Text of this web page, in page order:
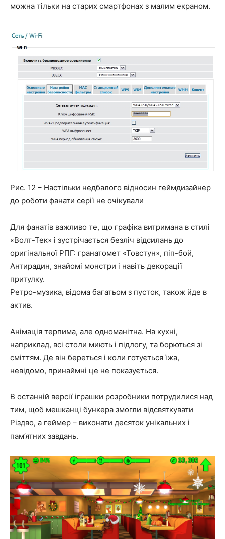
можна тільки на старих смартфонах з малим екраном.
Рис. 12 – Настільки недбалого відносин геймдизайнер
до роботи фанати серії не очікували
Для фанатів важливо те, що графіка витримана в стилі
«Волт-Тек» і зустрічається безліч відсилань до
оригінальної РПГ: гранатомет «Товстун», піп-бой,
Антирадин, знайомі монстри і навіть декорації
притулку.
Ретро-музика, відома багатьом з пусток, також йде в
актив.
Анімація терпима, але одноманітна. На кухні,
наприклад, всі столи миють і підлогу, та борються зі
сміттям. Де він береться і коли готується їжа,
невідомо, принаймні це не показується.
В останній версії іграшки розробники потрудилися над
тим, щоб мешканці бункера змогли відсвяткувати
Різдво, а геймер – виконати десяток унікальних і
пам’ятних завдань.